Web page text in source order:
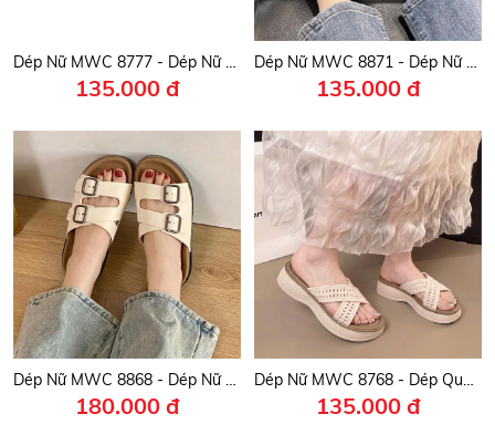
Dép Nữ MWC 8777 - Dép Nữ Khóa Kim Loại Sang Trọng, Đế Mềm Siêu Êm, Thanh Lịch, Dễ Phối Đồ.
135.000 đ
Dép Nữ MWC 8871 - Dép Nữ Quai Giả Đan Phối Khuyên Vàng Đồng Sang Trọng, Nữ Tính, Thời Trang.
135.000 đ
Dép Nữ MWC 8868 - Dép Nữ Quai Đôi Bản Lớn Khóa Cài Vuông Thanh Lịch, Êm Nhẹ, Thời Trang.
180.000 đ
Dép Nữ MWC 8768 - Dép Quai Ngang Đan Chéo Thời Trang, Đế Xuồng Êm Chân, Hack Dáng, Dễ Phối Đồ.
135.000 đ